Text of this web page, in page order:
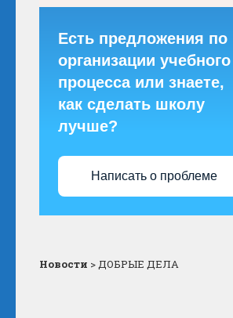
Есть предложения по
организации учебного
процесса или знаете,
как сделать школу
лучше?
Написать о проблеме
Новости >ДОБРЫЕ ДЕЛА